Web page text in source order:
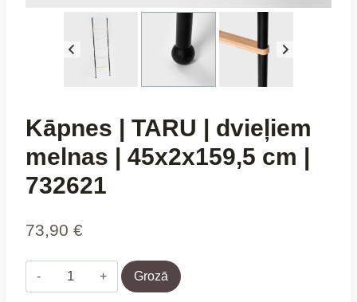
Kāpnes | TARU | dvieļiem
melnas | 45x2x159,5 cm |
732621
73,90 €
Kāpnes
|
Grozā